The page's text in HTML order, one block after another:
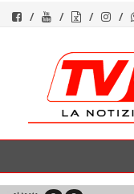
contenuto